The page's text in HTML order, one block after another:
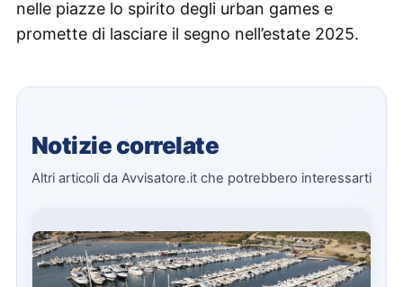
nelle piazze lo spirito degli urban games e
promette di lasciare il segno nell’estate 2025.
Notizie correlate
Altri articoli da Avvisatore.it che potrebbero interessarti